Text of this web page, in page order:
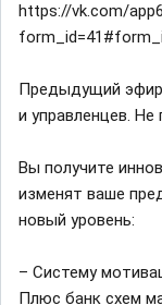
https://vk.com/
Предыдущий
и управленцев.
Вы получите
изменят ваше
новый уровень:
– Систему
Плюс банк схем